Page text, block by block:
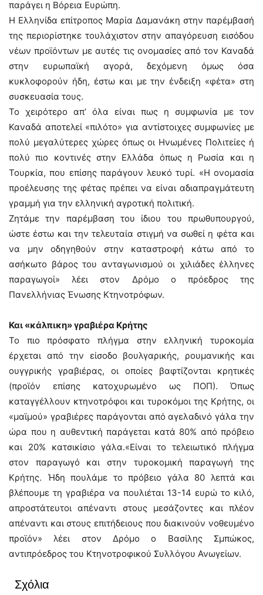
παράγει η Βόρεια Ευρώπη.
Η Ελληνίδα επίτροπος Μαρία Δαμανάκη στην παρέμβασή
της περιορίστηκε τουλάχιστον στην απαγόρευση εισόδου
νέων προϊόντων με αυτές τις ονομασίες από τον Καναδά
στην ευρωπαϊκή αγορά, δεχόμενη όμως όσα
κυκλοφορούν ήδη, έστω και με την ένδειξη «φέτα» στη
συσκευασία τους.
Το χειρότερο απ’ όλα είναι πως η συμφωνία με τον
Καναδά αποτελεί «πιλότο» για αντίστοιχες συμφωνίες με
πολύ μεγαλύτερες χώρες όπως οι Ηνωμένες Πολιτείες ή
πολύ πιο κοντινές στην Ελλάδα όπως η Ρωσία και η
Τουρκία, που επίσης παράγουν λευκό τυρί. «Η ονομασία
προέλευσης της φέτας πρέπει να είναι αδιαπραγμάτευτη
γραμμή για την ελληνική αγροτική πολιτική.
Ζητάμε την παρέμβαση του ίδιου του πρωθυπουργού,
ώστε έστω και την τελευταία στιγμή να σωθεί η φέτα και
να μην οδηγηθούν στην καταστροφή κάτω από το
ασήκωτο βάρος του ανταγωνισμού οι χιλιάδες έλληνες
παραγωγοί» λέει στον Δρόμο ο πρόεδρος της
Πανελλήνιας Ένωσης Κτηνοτρόφων.
Και «κάλπικη» γραβιέρα Κρήτης
Το πιο πρόσφατο πλήγμα στην ελληνική τυροκομία
έρχεται από την είσοδο βουλγαρικής, ρουμανικής και
ουγγρικής γραβιέρας, οι οποίες βαφτίζονται κρητικές
(προϊόν επίσης κατοχυρωμένο ως ΠΟΠ). Όπως
καταγγέλλουν κτηνοτρόφοι και τυροκόμοι της Κρήτης, οι
«μαϊμού» γραβιέρες παράγονται από αγελαδινό γάλα την
ώρα που η αυθεντική παράγεται κατά 80% από πρόβειο
και 20% κατσικίσιο γάλα.«Είναι το τελειωτικό πλήγμα
στον παραγωγό και στην τυροκομική παραγωγή της
Κρήτης. Ήδη πουλάμε το πρόβειο γάλα 80 λεπτά και
βλέπουμε τη γραβιέρα να πουλιέται 13-14 ευρώ το κιλό,
απροστάτευτοι απέναντι στους μεσάζοντες και πλέον
απέναντι και στους επιτήδειους που διακινούν νοθευμένο
προϊόν» λέει στον Δρόμο ο Βασίλης Σμπώκος,
αντιπρόεδρος του Κτηνοτροφικού Συλλόγου Ανωγείων.
Σχόλια